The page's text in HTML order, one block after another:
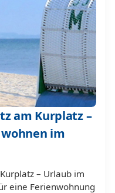
am Kurplatz –
im
– Urlaub im
eine Ferienwohnung